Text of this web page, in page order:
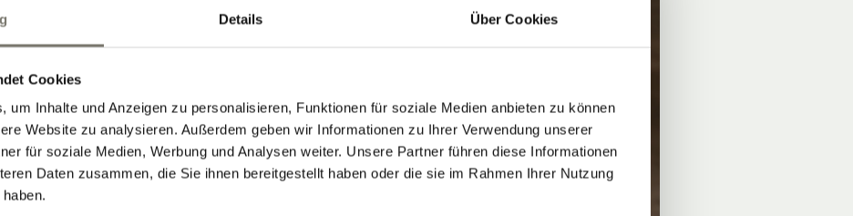
Details Über Cookies
Cookies
um Inhalte und Anzeigen zu personalisieren, Funktionen für soziale Medien anbieten zu können
Website zu analysieren. Außerdem geben wir Informationen zu Ihrer Verwendung unserer
für soziale Medien, Werbung und Analysen weiter. Unsere Partner führen diese Informationen
Daten zusammen, die Sie ihnen bereitgestellt haben oder die sie im Rahmen Ihrer Nutzung